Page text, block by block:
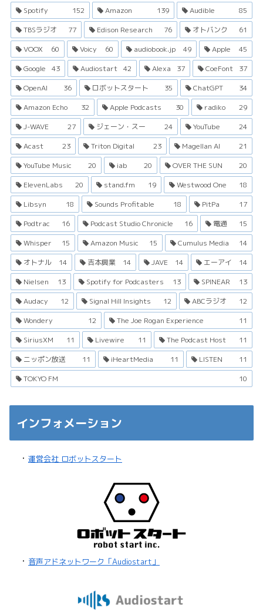
Spotify 152 Amazon 139 Audible
85
TBSラジオ
77 Edison Research 76 オトバンク
61
VOOX
60 Voicy 60 audiobook.jp 49 Apple
45
Google
43 Audiostart 42 Alexa 37 CoeFont
37
OpenAI
36 ロボットスタート 35 ChatGPT
34
Amazon Echo
32 Apple Podcasts 30 radiko
29
J-WAVE
27 ジェーン・スー 24 YouTube
24
Acast
23 Triton Digital 23 Magellan AI
21
YouTube Music
20 iab 20 OVER THE SUN
20
ElevenLabs
20 stand.fm 19 Westwood One
18
Libsyn
18 Sounds Profitable 18 PitPa
17
Podtrac
16 Podcast Studio Chronicle 16 電通
15
Whisper
15 Amazon Music 15 Cumulus Media
14
オトナル
14 吉本興業 14 JAVE 14 エーアイ
14
Nielsen
13 Spotify for Podcasters 13 SPINEAR
13
Audacy
12 Signal Hill Insights 12 ABCラジオ
12
Wondery
12 The Joe Rogan Experience
11
SiriusXM
11 Livewire 11 The Podcast Host
11
ニッポン放送
11 iHeartMedia 11 LISTEN
11
TOKYO FM
10
インフォメーション
・ 運営会社 ロボットスタート
・ 音声アドネットワーク「Audiostart」